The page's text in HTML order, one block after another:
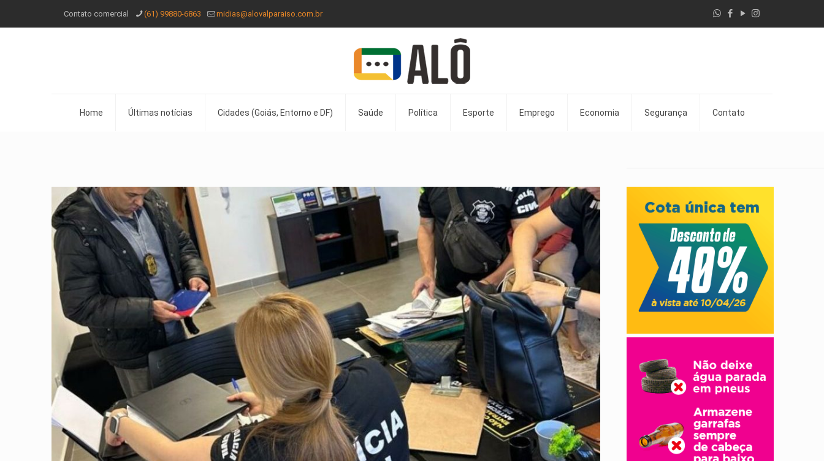
Contato comercial (61) 99880-6863 midias@alovalparaiso.com.br
Home Últimas notícias Cidades (Goiás, Entorno e DF) Saúde Política Esporte Emprego Economia Segurança Contato